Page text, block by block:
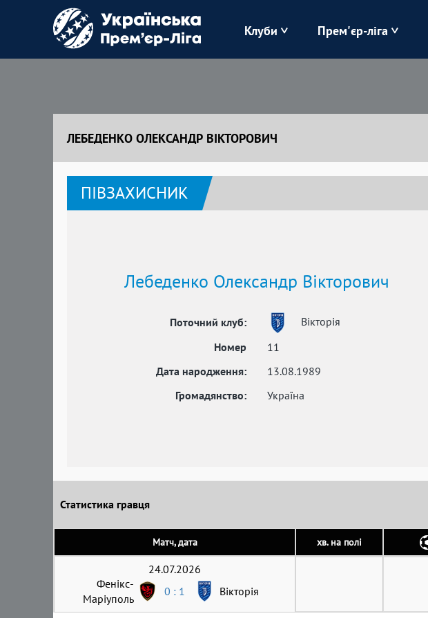
Клуби
Зоря Карпати
Полісся
Прем'єр-ліга
ЛЕБЕДЕНКО ОЛЕКСАНДР ВІКТОРОВИЧ
ПІВЗАХИСНИК
Лебеденко Олександр Вікторович
Поточний клуб:
Вікторія
Номер
11
Дата народження:
13.08.1989
Громадянство:
Україна
Статистика гравця
Матч, дата хв. на полі
24.07.2026
Фенікс-
Маріуполь
0 : 1 Вікторія